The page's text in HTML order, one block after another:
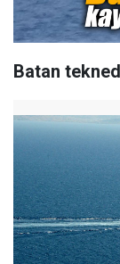
Batan